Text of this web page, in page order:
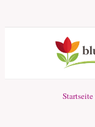
Startseite